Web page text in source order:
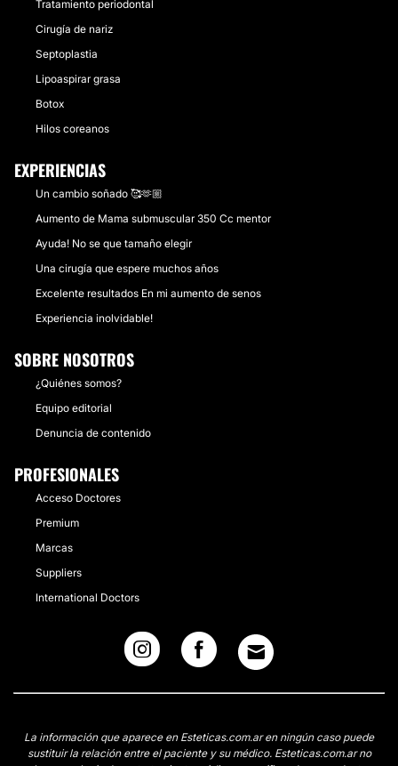
Tratamiento periodontal
Cirugía de nariz
Septoplastia
Lipoaspirar grasa
Botox
Hilos coreanos
EXPERIENCIAS
Un cambio soñado 🥰🫶🏼
Aumento de Mama submuscular 350 Cc mentor
Ayuda! No se que tamaño elegir
Una cirugía que espere muchos años
Excelente resultados En mi aumento de senos
Experiencia inolvidable!
SOBRE NOSOTROS
¿Quiénes somos?
Equipo editorial
Denuncia de contenido
PROFESIONALES
Acceso Doctores
Premium
Marcas
Suppliers
International Doctors
La información que aparece en Esteticas.com.ar en ningún caso puede
sustituir la relación entre el paciente y su médico. Esteticas.com.ar no